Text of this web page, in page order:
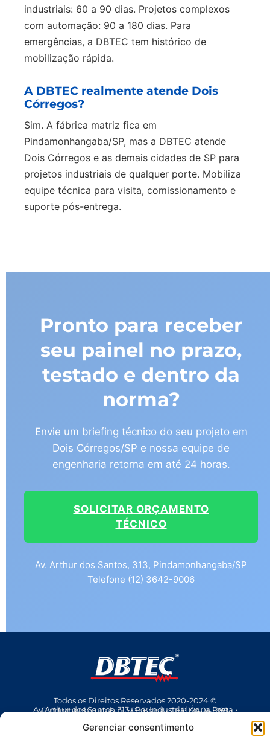
Gerenciar consentimento
industriais: 60 a 90 dias. Projetos complexos
com automação: 90 a 180 dias. Para
emergências, a DBTEC tem histórico de
mobilização rápida.
A DBTEC realmente atende Dois
Córregos?
Sim. A fábrica matriz fica em
Pindamonhangaba/SP, mas a DBTEC atende
Dois Córregos e as demais cidades de SP para
projetos industriais de qualquer porte. Mobiliza
equipe técnica para visita, comissionamento e
suporte pós-entrega.
Pronto para receber
seu painel no prazo,
testado e dentro da
norma?
Envie um briefing técnico do seu projeto em
Dois Córregos/SP e nossa equipe de
engenharia retorna em até 24 horas.
SOLICITAR ORÇAMENTO
TÉCNICO
Av. Arthur dos Santos, 313, Pindamonhangaba/SP
Telefone (12) 3642-9006
Todos os Direitos Reservados 2020-2024 ©
Av Arthur dos Santos, 313 • Pq. Industrial Água Preta • Pindamonhangaba • SP • Brasil • CEP 12404-289